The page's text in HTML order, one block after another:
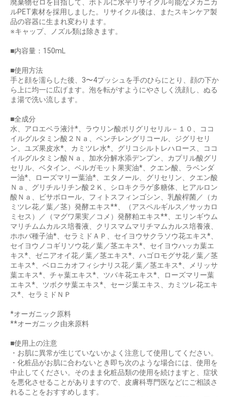
廃棄物ゼロを目指して、ボトルに水平リサイクル可能なメカニカ
ルPET素材を採用しました。リサイクル後は、またスキンケア製
品の容器に生まれ変わります。
※キャップ、ノズル類は除きます。
■内容量：150mL
■使用方法
手と顔を濡らした後、3〜4プッシュを手のひらにとり、顔の下か
ら上に均一に広げます。泡を転がすようにやさしく洗顔し、ぬる
ま湯で洗い流します。
■全成分
水、アロエベラ液汁*、ラウリン酸ポリグリセリル－１０、ココ
イルグルタミン酸２Ｎａ、ペンチレングリコール、ジグリセリ
ン、ユズ果皮水*、カミツレ水*、グリコシルトレハロース、ココ
イルグルタミン酸Ｎａ、加水分解水添デンプン、カプリル酸グリ
セリル、ベタイン、ベルガモット果実油*、クエン酸、ラベンダ
ー油*、ローズマリー葉油*、エタノール、グリセリン、クエン酸
Ｎａ、グリチルリチン酸２Ｋ、シロキクラゲ多糖体、ヒアルロン
酸Ｎａ、ビサボロール、フィトスフィンゴシン、乳酸桿菌／（カ
ミツレ花／葉／茎）発酵エキス**、（アスペルギルス／サッカロ
ミセス）／（マグワ果実／コメ）発酵粕エキス**、エリンギウム
マリチムムカルス培養液、クリスマムマリチマムカルス培養液、
ホホバ種子油*、セラミドＡＰ、セイヨウサクラソウ花エキス*、
セイヨウノコギリソウ花／葉／茎エキス*、セイヨウハッカ葉エ
キス*、ゼニアオイ花／葉／茎エキス*、ハゴロモグサ花／葉／茎
エキス*、ベロニカオフィシナリス花／葉／茎エキス*、メリッサ
葉エキス*、チャ葉エキス*、ツバキ花エキス*、ローズマリー葉
エキス*、ツボクサ葉エキス*、セージ葉エキス、カミツレ花エキ
ス*、セラミドＮＰ
*オーガニック原料
**オーガニック由来原料
■使用上の注意
・お肌に異常が生じていないかよく注意して使用してください。
・化粧品がお肌に合わないとき即ち次のような場合には、使用を
中止してください。そのまま化粧品類の使用を続けますと、症状
を悪化させることがありますので、皮膚科専門医などにご相談さ
れることをおすすめします。